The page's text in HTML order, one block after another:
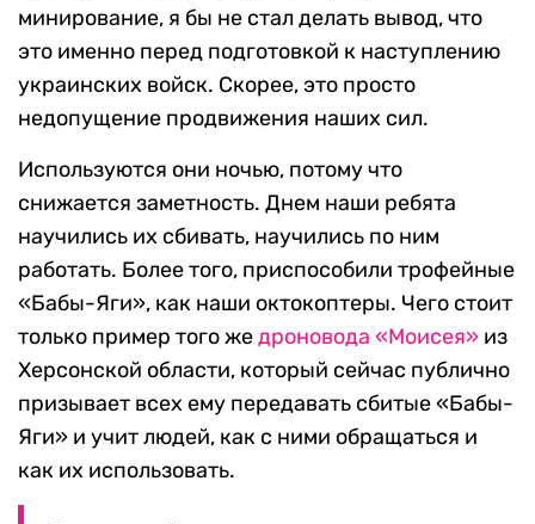
минирование, я бы не стал делать вывод, что
это именно перед подготовкой к наступлению
украинских войск. Скорее, это просто
недопущение продвижения наших сил.
Используются они ночью, потому что
снижается заметность. Днем наши ребята
научились их сбивать, научились по ним
работать. Более того, приспособили трофейные
«Бабы-Яги», как наши октокоптеры. Чего стоит
только пример того жедроновода «Моисея» из
Херсонской области, который сейчас публично
призывает всех ему передавать сбитые «Бабы-
Яги» и учит людей, как с ними обращаться и
как их использовать.